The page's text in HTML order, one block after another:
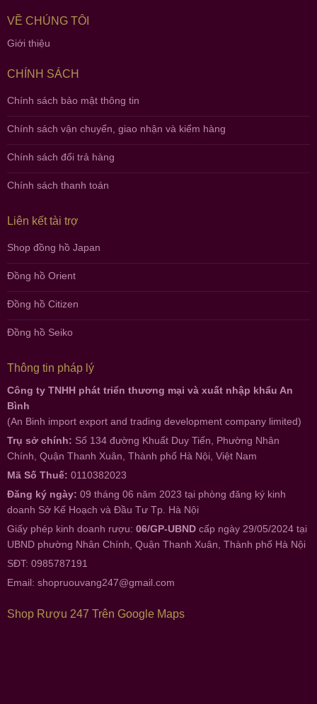
VỀ CHÚNG TÔI
Giới thiệu
CHÍNH SÁCH
Chính sách bảo mật thông tin
Chính sách vận chuyển, giao nhận và kiểm hàng
Chính sách đổi trả hàng
Chính sách thanh toán
Liên kết tài trợ
Shop đồng hồ Japan
Đồng hồ Orient
Đồng hồ Citizen
Đồng hồ Seiko
Thông tin pháp lý
Công ty TNHH phát triển thương mại và xuất nhập khẩu An
Bình
(An Binh import export and trading development company limited)
Trụ sở chính: Số 134 đường Khuất Duy Tiến, Phường Nhân
Chính, Quận Thanh Xuân, Thành phố Hà Nội, Việt Nam
Mã Số Thuế: 0110382023
Đăng ký ngày: 09 tháng 06 năm 2023 tại phòng đăng ký kinh
doanh Sở Kế Hoạch và Đầu Tư Tp. Hà Nội
Giấy phép kinh doanh rượu: 06/GP-UBND cấp ngày 29/05/2024 tại
UBND phường Nhân Chính, Quận Thanh Xuân, Thành phố Hà Nội
SĐT: 0985787191
Email: shopruouvang247@gmail.com
Shop Rượu 247 Trên Google Maps